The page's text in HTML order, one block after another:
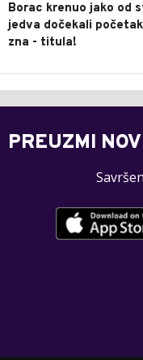
Borac krenuo jako od
jedva dočekali
zna - titula!
PREUZMI